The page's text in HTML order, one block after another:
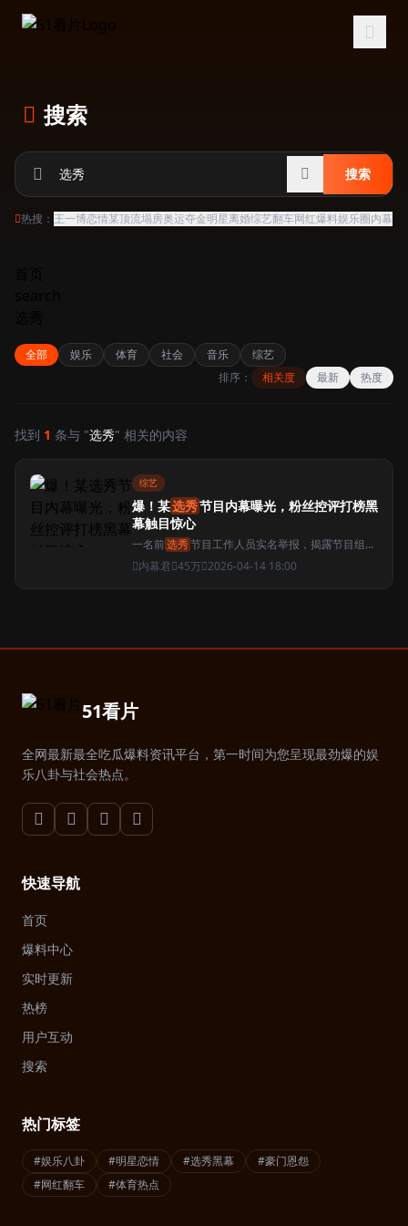
跳过导航
搜索
搜索
热搜： 王一博恋情某顶流塌房奥运夺金明星离婚综艺翻车网红爆料娱乐圈内幕
全部 娱乐 体育 社会 音乐
综艺
排序：
相关度 最新 热度
找到 1 条与 "选秀" 相关的内容
综艺
爆！某选秀节目内幕曝光，粉丝控评打榜黑
幕触目惊心
一名前选秀节目工作人员实名举报，揭露节目组与
资本勾结操控排名，大量真实数据遭到篡改...
内幕君 45万 2026-04-14 18:00
51看片
全网最新最全吃瓜爆料资讯平台，第一时间为您呈现最劲爆的娱
乐八卦与社会热点。
快速导航
首页
爆料中心
实时更新
热榜
用户互动
搜索
热门标签
#娱乐八卦 #明星恋情 #选秀黑幕
#豪门恩怨
#网红翻车
#体育热点